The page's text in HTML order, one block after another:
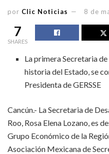
por Clic Noticias 8 de
7
SHARES
La primera Secretaria
historia del Estado, se
Presidenta de GERSSE
Cancún.- La Secretaria de
Roo, Rosa Elena Lozano, es
Grupo Económico de la
Asociación Mexicana de